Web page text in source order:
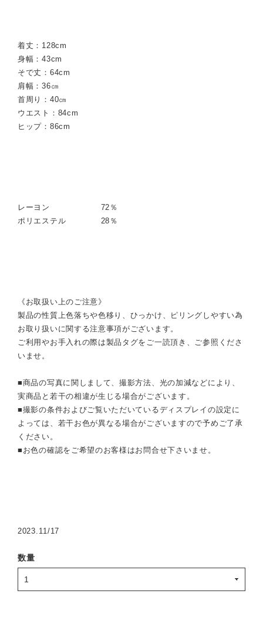
着丈：128cm
身幅：43cm
そで丈：64cm
肩幅：36㎝
首周り：40㎝
ウエスト：84cm
ヒップ：86cm
レーヨン 72％
ポリエステル 28％
《お取扱い上のご注意》
製品の性質上色落ちや色移り、ひっかけ、ピリングしやすい為
お取り扱いに関する注意事項がございます。
ご利用やお手入れの際は製品タグをご一読頂き、ご参照くださ
いませ。
■商品の写真に関しまして、撮影方法、光の加減などにより、
実商品と若干の相違が生じる場合がございます。
■撮影の条件およびご覧いただいているディスプレイの設定に
よっては、若干お色が異なる場合がございますので予めご了承
ください。
■お色の確認をご希望のお客様はお問合せ下さいませ。
2023.11/17
数量